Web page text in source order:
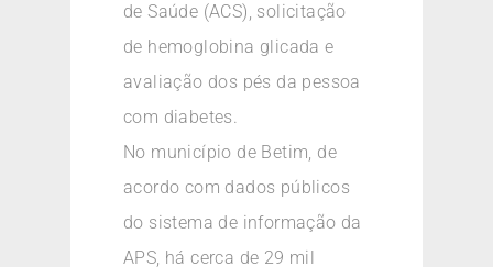
de Saúde (ACS), solicitação
de hemoglobina glicada e
avaliação dos pés da pessoa
com diabetes.
No município de Betim, de
acordo com dados públicos
do sistema de informação da
APS, há cerca de 29 mil